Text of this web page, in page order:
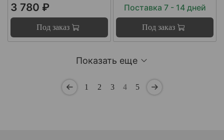
3 780 ₽
Под заказ
Поставка 7 - 14 дней
Под заказ
Показать еще
1 2 3 4 5